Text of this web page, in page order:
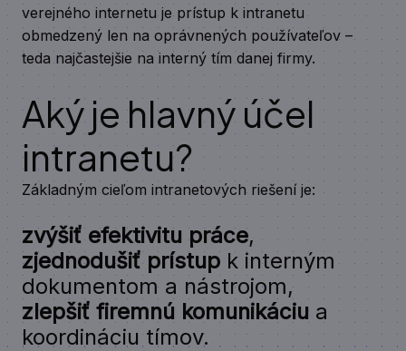
verejného internetu je prístup k intranetu
obmedzený len na oprávnených používateľov –
teda najčastejšie na interný tím danej firmy.
Aký je hlavný účel
intranetu?
Základným cieľom intranetových riešení je:
zvýšiť efektivitu práce,
zjednodušiť prístup k interným
dokumentom a nástrojom,
zlepšiť firemnú komunikáciu a
koordináciu tímov.